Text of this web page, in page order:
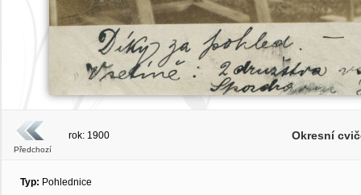
Předchozí
rok: 1900 Okresní
Typ: Pohlednice